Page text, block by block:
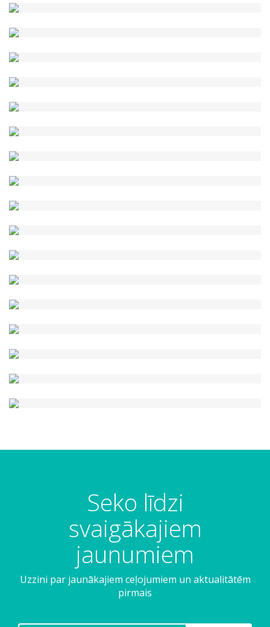
Seko līdzi
svaigākajiem
jaunumiem
Uzzini par jaunākajiem ceļojumiem un aktualitātēm
pirmais